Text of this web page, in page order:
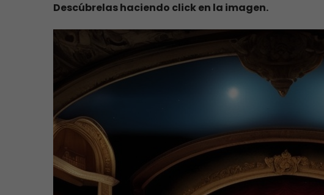
Descúbrelas haciendo click en la imagen.